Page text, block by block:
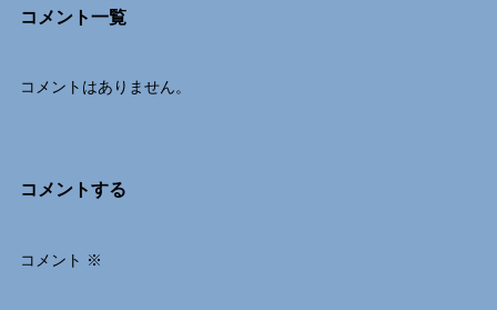
コメント一覧
コメントはありません。
コメントする
コメント ※